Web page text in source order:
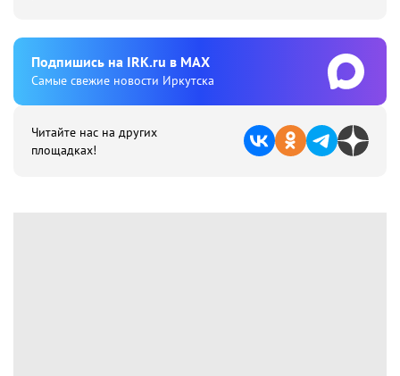
Подпишиcь на IRK.ru в MAX
Cамые свежие новости Иркутска
Читайте нас на других
площадках!